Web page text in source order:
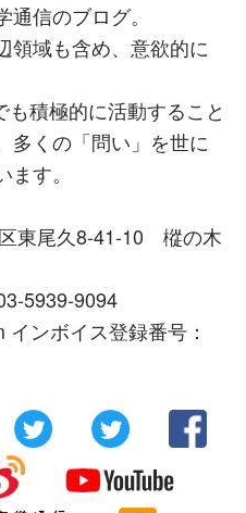
信のブログ。
領域も含め、意欲的に
積極的に活動すること
多くの「問い」を世に
す。
東尾久8-41-10 樅の木
5939-9094
ンボイス登録番号：